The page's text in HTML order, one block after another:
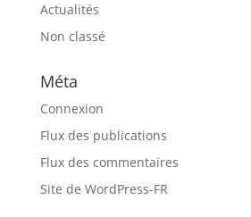
Actualités
Non classé
Méta
Connexion
Flux des publications
Flux des commentaires
Site de WordPress-FR